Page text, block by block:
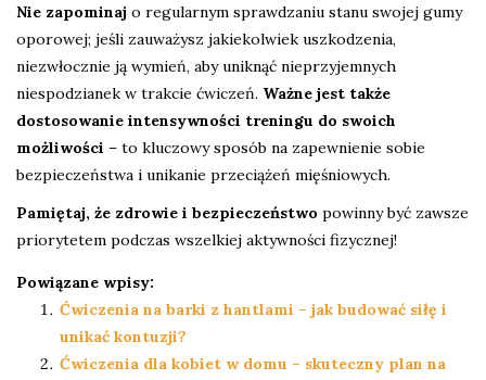
Nie zapominaj o regularnym sprawdzaniu stanu swojej gumy
oporowej; jeśli zauważysz jakiekolwiek uszkodzenia,
niezwłocznie ją wymień, aby uniknąć nieprzyjemnych
niespodzianek w trakcie ćwiczeń. Ważne jest także
dostosowanie intensywności treningu do swoich
możliwości – to kluczowy sposób na zapewnienie sobie
bezpieczeństwa i unikanie przeciążeń mięśniowych.
Pamiętaj, że zdrowie i bezpieczeństwo powinny być zawsze
priorytetem podczas wszelkiej aktywności fizycznej!
Powiązane wpisy:
Ćwiczenia na barki z hantlami – jak budować siłę i
unikać kontuzji?
Ćwiczenia dla kobiet w domu – skuteczny plan na